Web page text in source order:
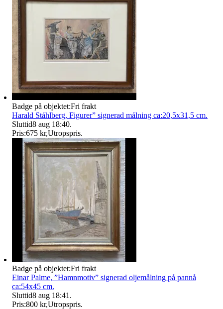
Badge på objektet:Fri frakt
Harald Ståhlberg, Figurer” signerad målning ca:20,5x31,5 cm.
Sluttid8 aug 18:40.
Pris:675 kr,Utropspris.
Badge på objektet:Fri frakt
Einar Palme, ”Hamnmotiv” signerad oljemålning på pannå
ca:54x45 cm.
Sluttid8 aug 18:41 .
Pris:800 kr,Utropspris.